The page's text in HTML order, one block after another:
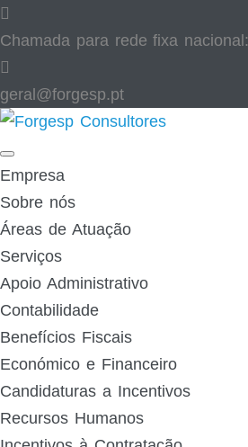
Skip
to
content
Chamada para rede fixa nacional:
geral@forgesp.pt​
Facebook
Linked
In
Empresa
Sobre nós
Áreas de Atuação
Serviços
Apoio Administrativo
Contabilidade
Benefícios Fiscais
Económico e Financeiro
Candidaturas a Incentivos
Recursos Humanos